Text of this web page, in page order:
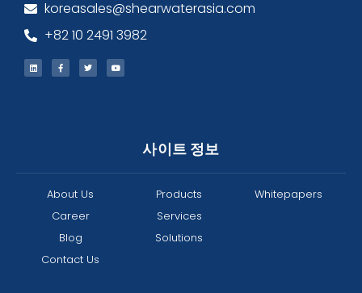
koreasales@shearwaterasia.com
+82 10 2491 3982
사이트 정보
About Us
Career
Blog
Contact Us
Products
Services
Solutions
Whitepapers